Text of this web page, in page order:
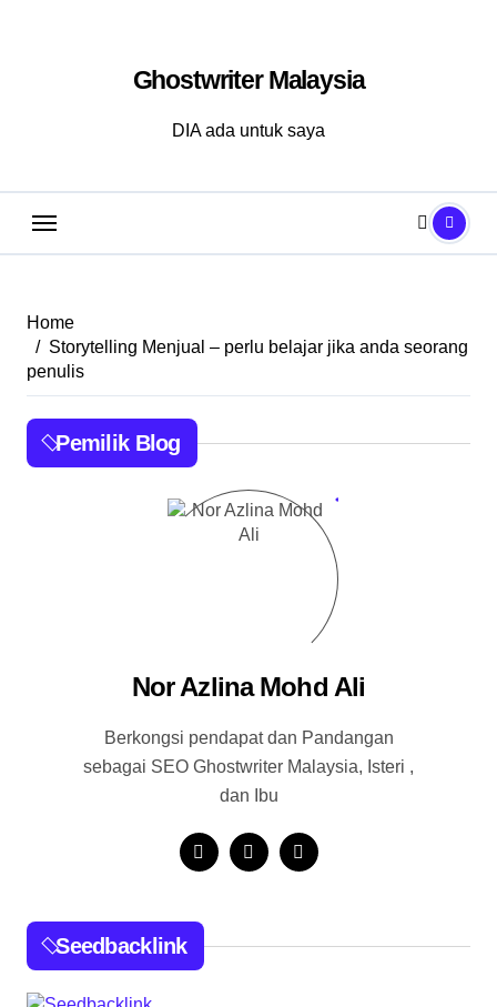
Ghostwriter Malaysia
DIA ada untuk saya
Home
Storytelling Menjual – perlu belajar jika anda seorang
penulis
Pemilik Blog
Nor Azlina Mohd Ali
Berkongsi pendapat dan Pandangan
sebagai SEO Ghostwriter Malaysia, Isteri ,
dan Ibu
Seedbacklink